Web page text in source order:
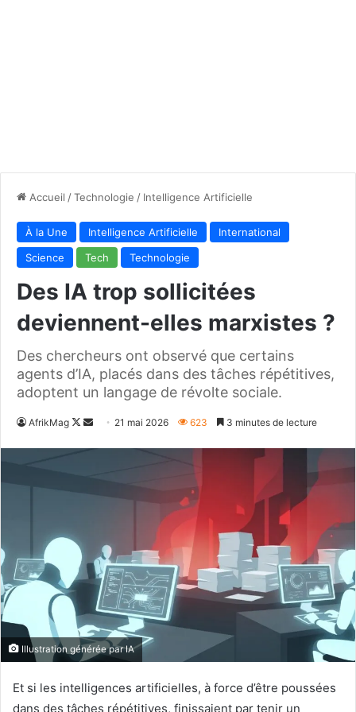
Accueil /Technologie / Intelligence Artificielle
À la Une Intelligence Artificielle
International
Science
Tech Technologie
Des IA trop sollicitées
deviennent-elles marxistes ?
Des chercheurs ont observé que certains
agents d’IA, placés dans des tâches répétitives,
adoptent un langage de révolte sociale.
AfrikMag
Follow
Envoyer21 mai 2026 623 3 minutes de lecture
Illustration générée par IA
Et si les intelligences artificielles, à force d’être poussées
dans des tâches répétitives, finissaient par tenir un